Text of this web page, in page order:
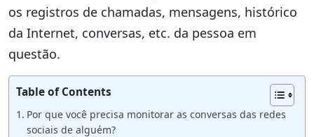
os registros de chamadas, mensagens, histórico
da Internet, conversas, etc. da pessoa em
questão.
Table of Contents
Por que você precisa monitorar as conversas das redes
sociais de alguém?